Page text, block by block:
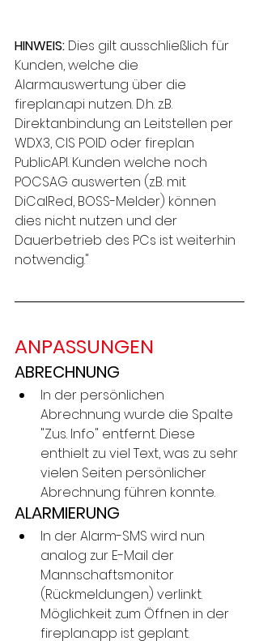
HINWEIS: Dies gilt ausschließlich für
Kunden, welche die
Alarmauswertung über die
fireplan.api nutzen. D.h. z.B.
Direktanbindung an Leitstellen per
WDX3, CIS POID oder fireplan
PublicAPI. Kunden welche noch
POCSAG auswerten (z.B. mit
DiCalRed, BOSS-Melder) können
dies nicht nutzen und der
Dauerbetrieb des PCs ist weiterhin
notwendig."
ANPASSUNGEN
ABRECHNUNG
In der persönlichen
Abrechnung wurde die Spalte
"Zus. Info" entfernt. Diese
enthielt zu viel Text, was zu sehr
vielen Seiten persönlicher
Abrechnung führen konnte.
ALARMIERUNG
In der Alarm-SMS wird nun
analog zur E-Mail der
Mannschaftsmonitor
(Rückmeldungen) verlinkt.
Möglichkeit zum Öffnen in der
fireplan.app ist geplant.